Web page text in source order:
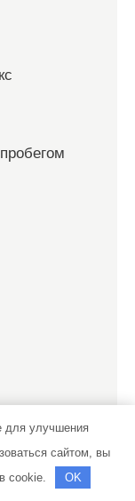
для улучшения
сайтом, вы
cookie.
OK